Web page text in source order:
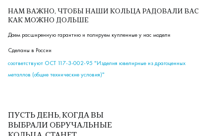
НАМ ВАЖНО, ЧТОБЫ НАШИ КОЛЬЦА РАДОВАЛИ ВАС
КАК МОЖНО ДОЛЬШЕ
Даем расширенную гарантию и полируем купленные у нас модели
Сделаны в России
соответствуют ОСТ 117-3-002-95 "Изделия ювелирные из драгоценных
металлов (общие технические условия)"
ПУСТЬ ДЕНЬ, КОГДА ВЫ
ВЫБРАЛИ ОБРУЧАЛЬНЫЕ